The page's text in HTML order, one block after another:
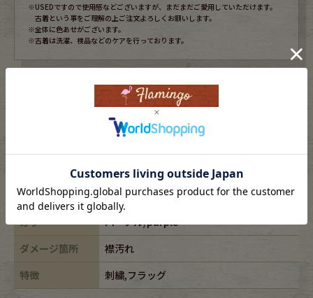
※USEDですので使用感などございますが、まだまだご愛用していただけます。
古着という事をご理解の上ご注文よろしくお願いします。
※全体に色あせがございます。
※古着は洗濯、検品などのケアを行っております。
2XL
TOMMYHILFIGER/トミーヒルフィガー
cotton100%
年代
-
カラー
パープル/purple
ダメージ箇所
襟汚れ
特徴
刺繍,フラッグ